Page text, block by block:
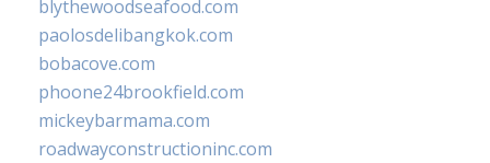
blythewoodseafood.com
paolosdelibangkok.com
bobacove.com
phoone24brookfield.com
mickeybarmama.com
roadwayconstructioninc.com